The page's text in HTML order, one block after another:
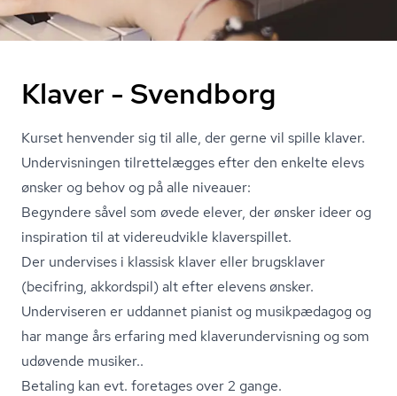
Klaver - Svendborg
Kurset henvender sig til alle, der gerne vil spille klaver.
Undervisningen tilrettelægges efter den enkelte elevs
ønsker og behov og på alle niveauer:
Begyndere såvel som øvede elever, der ønsker ideer og
inspiration til at videreudvikle klaverspillet.
Der undervises i klassisk klaver eller brugsklaver
(becifring, akkordspil) alt efter elevens ønsker.
Underviseren er uddannet pianist og musikpædagog og
har mange års erfaring med kla­ver­un­der­vis­ning og som
udøvende musiker..
Betaling kan evt. foretages over 2 gange.